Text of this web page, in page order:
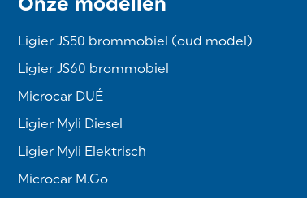
Ligier JS50 brommobiel (oud model)
Ligier JS60 brommobiel
Microcar DUÉ
Ligier Myli Diesel
Ligier Myli Elektrisch
Microcar M.Go